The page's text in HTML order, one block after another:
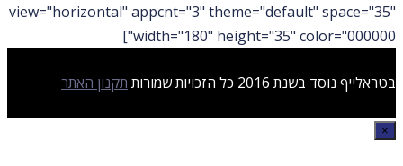
view="horizontal" appcnt="3" theme="default" space="35"
width="180" height="35" color="000000"]
בטראלייף נוסד בשנת 2016 כל הזכויות שמורות תקנון האתר
×